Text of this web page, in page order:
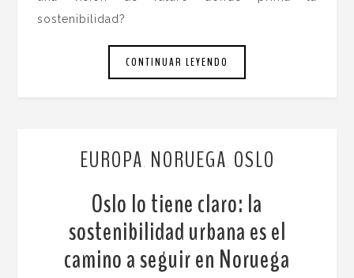
sostenibilidad?
CONTINUAR LEYENDO
EUROPA NORUEGA OSLO
Oslo lo tiene claro: la
sostenibilidad urbana es el
camino a seguir en Noruega